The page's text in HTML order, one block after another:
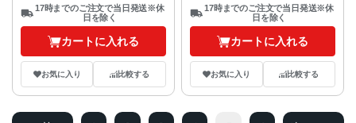
17時までのご注文で当日発送※休
日を除く
カートに入れる
お気に入り 比較する
17時までのご注文で当日発送※休
日を除く
カートに入れる
お気に入り 比較する